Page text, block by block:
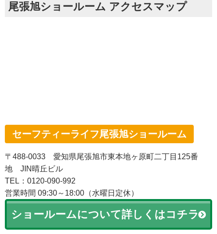
尾張旭ショールーム アクセスマップ
セーフティーライフ尾張旭ショールーム
〒488-0033 愛知県尾張旭市東本地ヶ原町二丁目125番
地 JIN晴丘ビル
TEL：0120-090-992
営業時間 09:30～18:00（水曜日定休）
ショールームについて詳しくはコチラ